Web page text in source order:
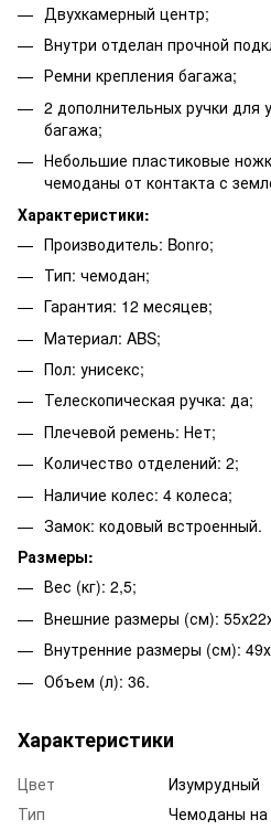
Двухкамерный центр;
Внутри отделан прочной
Ремни крепления багажа;
2 дополнительных ручки для
багажа;
Небольшие пластиковые
чемоданы от контакта с
Характеристики:
Производитель: Bonro;
Тип: чемодан;
Гарантия: 12 месяцев;
Материал: ABS;
Пол: унисекс;
Телескопическая ручка: да;
Плечевой ремень: Нет;
Количество отделений: 2;
Наличие колес: 4 колеса;
Замок: кодовый встроенный.
Размеры:
Вес (кг): 2,5;
Внешние размеры (см):
Внутренние размеры (см):
Объем (л): 36.
Характеристики
Цвет
Изумрудный
Тип
Чемоданы на